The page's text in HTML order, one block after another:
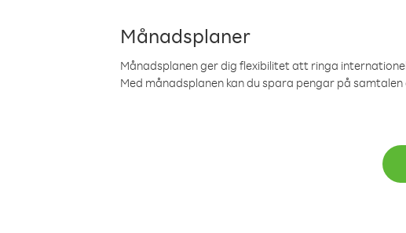
Månadsplaner
Månadsplanen ger dig flexibilitet att ringa
Med månadsplanen kan du spara pengar på